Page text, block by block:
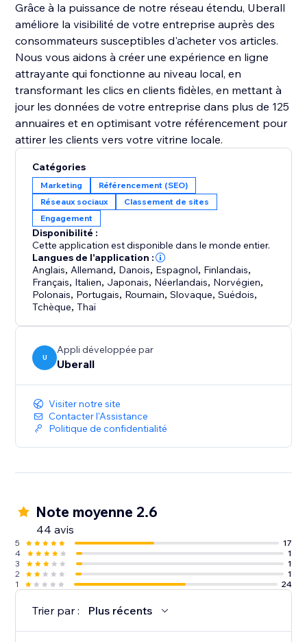
Grâce à la puissance de notre réseau étendu, Uberall
améliore la visibilité de votre entreprise auprès des
consommateurs susceptibles d'acheter vos articles.
Nous vous aidons à créer une expérience en ligne
attrayante qui fonctionne au niveau local, en
transformant les clics en clients fidèles, en mettant à
jour les données de votre entreprise dans plus de 125
annuaires et en optimisant votre référencement pour
attirer les clients vers votre vitrine locale.
Catégories
Marketing
Référencement (SEO)
Réseaux sociaux
Classement de sites
Engagement
Disponibilité :
Cette application est disponible dans le monde entier.
Langues de l'application :
Anglais, Allemand, Danois, Espagnol, Finlandais,
Français, Italien, Japonais, Néerlandais, Norvégien,
Polonais, Portugais, Roumain,Slovaque,Suédois,
Tchèque,Thaï
U
Appli développée par
Uberall
Visiter notre site
Contacter l'Assistance
Politique de confidentialité
Note moyenne 2.6
44 avis
5
17
4
1
3
1
2
1
1
24
Trier par : Plus récents